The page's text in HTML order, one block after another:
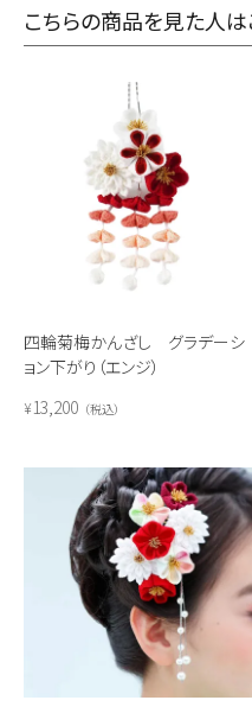
こちらの商品を見た人
四輪菊梅かんざし グラデーシ
ョン下がり（エンジ）
¥13,200 税込